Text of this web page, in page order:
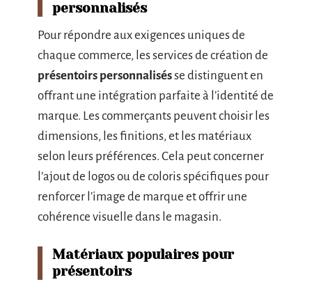
personnalisés
Pour répondre aux exigences uniques de
chaque commerce, les services de création de
présentoirs personnalisésse distinguent en
offrant une intégration parfaite à l’identité de
marque. Les commerçants peuvent choisir les
dimensions, les finitions, et les matériaux
selon leurs préférences. Cela peut concerner
l’ajout de logos ou de coloris spécifiques pour
renforcer l’image de marque et offrir une
cohérence visuelle dans le magasin.
Matériaux populaires pour
présentoirs